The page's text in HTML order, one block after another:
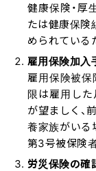
健康保険・厚
たは健康保険
められている
雇用保険加入
雇用保険被保
限は雇用した
が望ましく、
養家族がいる
第3号被保険
労災保険の確